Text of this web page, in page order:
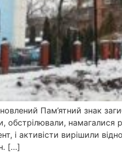
Пам’ятний знак
обстрілювали,
і активісти вирішили
[…]